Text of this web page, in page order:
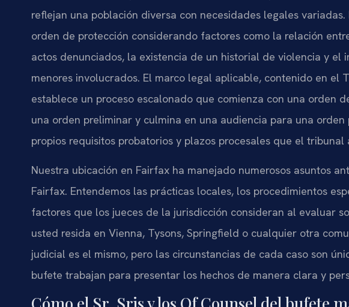
reflejan una población diversa con necesidades legales
orden de protección considerando factores como la relación
actos denunciados, la existencia de un historial de violencia y el
menores involucrados. El marco legal aplicable, contenido en el
establece un proceso escalonado que comienza con una orden
una orden preliminar y culmina en una audiencia para una
propios requisitos probatorios y plazos procesales que el
Nuestra ubicación en Fairfax ha manejado numerosos asuntos
Fairfax. Entendemos las prácticas locales, los procedimientos
factores que los jueces de la jurisdicción consideran al evaluar
usted resida en Vienna, Tysons, Springfield o cualquier otra
judicial es el mismo, pero las circunstancias de cada caso son
bufete trabajan para presentar los hechos de manera clara y